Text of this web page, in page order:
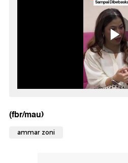
(fbr/mau)
ammar zoni